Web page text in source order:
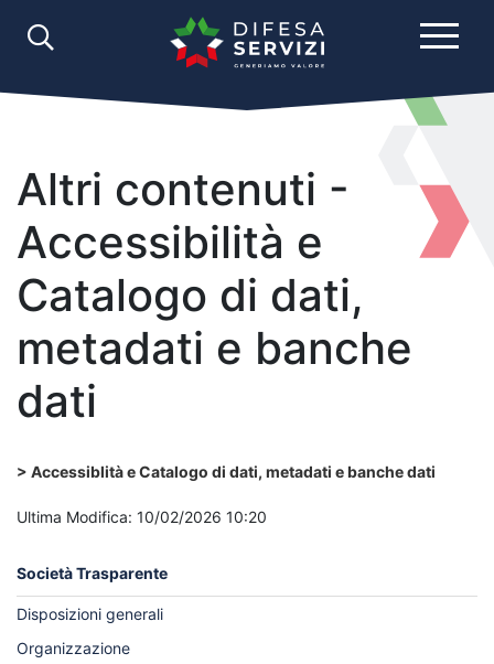
Altri contenuti -
Accessibilità e
Catalogo di dati,
metadati e banche
dati
Accessiblità e Catalogo di dati, metadati e banche dati
Ultima Modifica: 10/02/2026 10:20
Società Trasparente
Disposizioni generali
Organizzazione